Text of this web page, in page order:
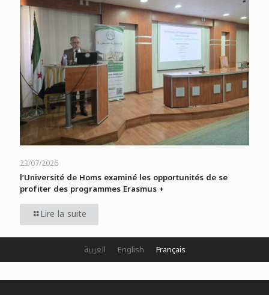
23/07/2026
l’Université de Homs examiné les opportunités de se
profiter des programmes Erasmus +
Lire la suite
العربية English Français